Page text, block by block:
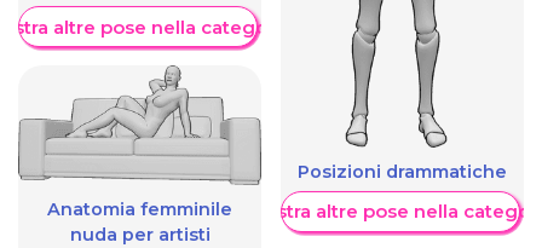
altre pose nella categoria
Anatomia femminile
nuda per artisti
Posizioni drammatiche
Mostra altre pose nella